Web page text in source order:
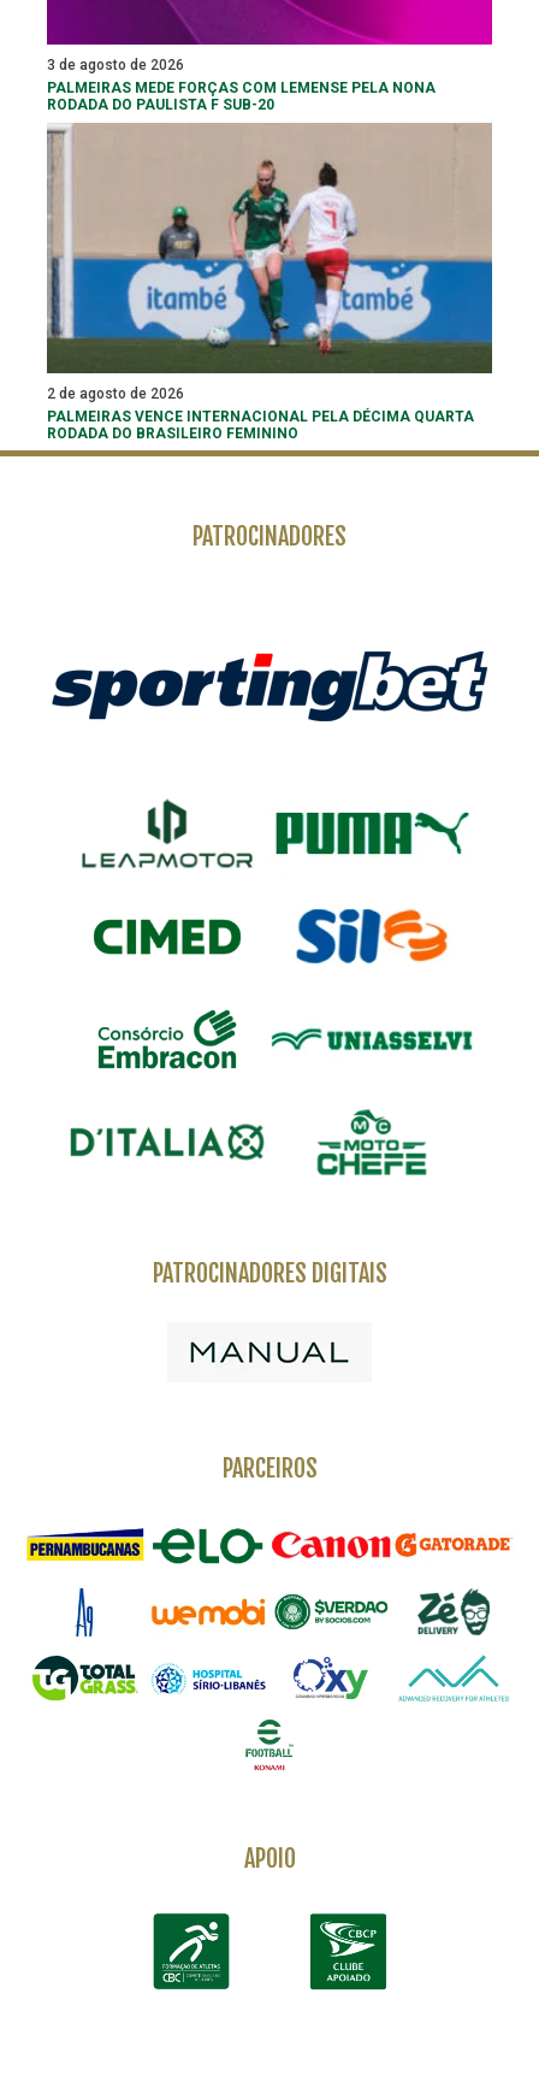
3 de agosto de 2026
PALMEIRAS MEDE FORÇAS COM LEMENSE PELA NONA
RODADA DO PAULISTA F SUB-20
2 de agosto de 2026
PALMEIRAS VENCE INTERNACIONAL PELA DÉCIMA QUARTA
RODADA DO BRASILEIRO FEMININO
PATROCINADORES
PATROCINADORES DIGITAIS
PARCEIROS
APOIO